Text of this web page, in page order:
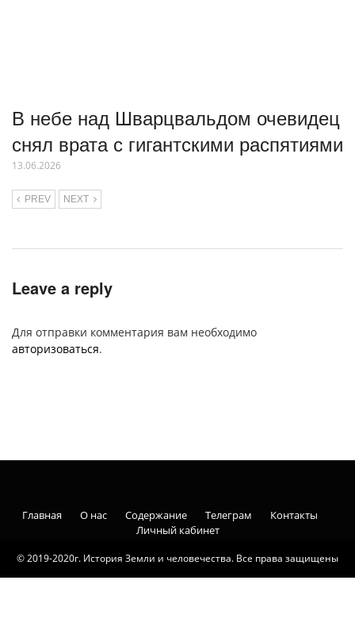
В небе над Шварцвальдом очевидец
снял врата с гигантскими распятиями
13.06.2026
PREV NEXT
Leave a reply
Для отправки комментария вам необходимо
авторизоваться.
© 2019-2020г. История Земли и человечества. Все права защищены
Главная О нас Содержание Телеграм
Контакты
Личный кабинет